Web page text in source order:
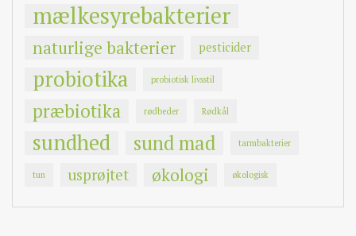
mælkesyrebakterier
naturlige bakterier pesticider
probiotika probiotisk livsstil
præbiotika rødbeder Rødkål
sundhed sund mad tarmbakterier
tun usprøjtet økologi økologisk